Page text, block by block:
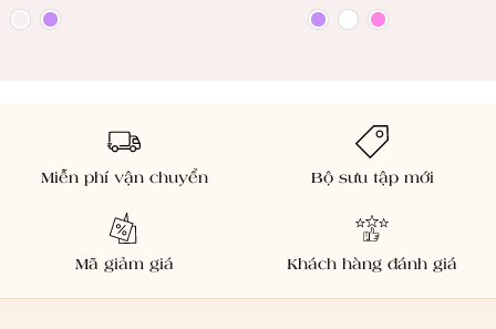
Miễn phí vận chuyển Bộ sưu tập mới
Mã giảm giá Khách hàng đánh giá